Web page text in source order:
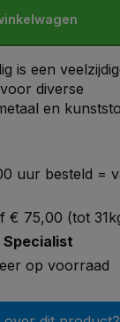
is een
diverse
en
uur besteld =
€ 75,00 (tot
Specialist
op voorraad